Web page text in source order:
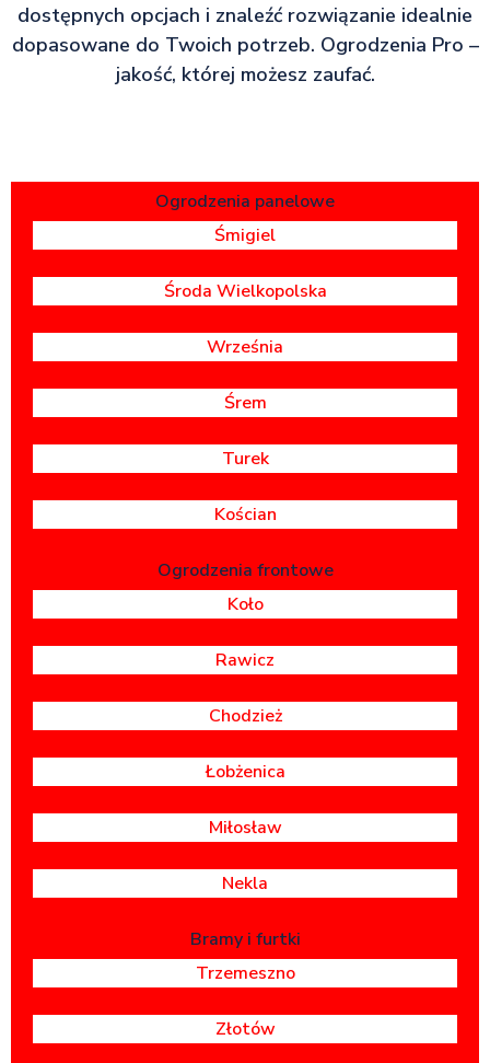
dostępnych opcjach i znaleźć rozwiązanie idealnie
dopasowane do Twoich potrzeb. Ogrodzenia Pro –
jakość, której możesz zaufać.
Ogrodzenia panelowe
Śmigiel
Środa Wielkopolska
Września
Śrem
Turek
Kościan
Ogrodzenia frontowe
Koło
Rawicz
Chodzież
Łobżenica
Miłosław
Nekla
Bramy i furtki
Trzemeszno
Złotów